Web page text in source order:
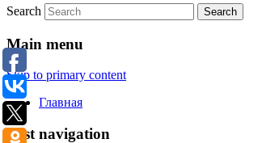
Search
Main menu
Skip to primary content
Главная
Post navigation